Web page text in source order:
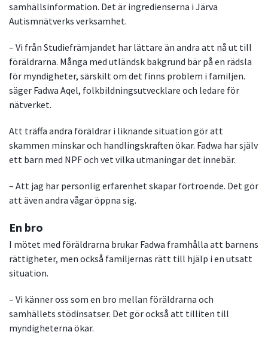
samhällsinformation. Det är ingredienserna i Järva
Autismnätverks verksamhet.
– Vi från Studiefrämjandet har lättare än andra att nå ut till
föräldrarna. Många med utländsk bakgrund bär på en rädsla
för myndigheter, särskilt om det finns problem i familjen.
säger Fadwa Aqel, folkbildningsutvecklare och ledare för
nätverket.
Att träffa andra föräldrar i liknande situation gör att
skammen minskar och handlingskraften ökar. Fadwa har själv
ett barn med NPF och vet vilka utmaningar det innebär.
– Att jag har personlig erfarenhet skapar förtroende. Det gör
att även andra vågar öppna sig.
En bro
I mötet med föräldrarna brukar Fadwa framhålla att barnens
rättigheter, men också familjernas rätt till hjälp i en utsatt
situation.
– Vi känner oss som en bro mellan föräldrarna och
samhällets stödinsatser. Det gör också att tilliten till
myndigheterna ökar.